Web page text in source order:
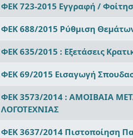
ΦΕΚ 723-2015 Εγγραφή /
ΦΕΚ 688/2015 Ρύθμιση
ΦΕΚ 635/2015 : Εξετάσεις
ΦΕΚ 69/2015 Εισαγωγή
ΦΕΚ 3573/2014 : ΑΜΟΙΒΑΙΑ
ΛΟΓΟΤΕΧΝΙΑΣ
ΦΕΚ 3637/2014 Πιστοποίηση